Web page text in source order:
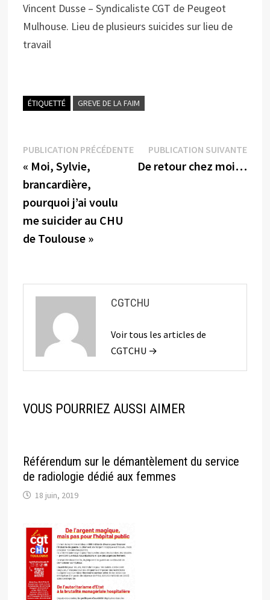
Vincent Dusse – Syndicaliste CGT de Peugeot
Mulhouse. Lieu de plusieurs suicides sur lieu de
travail
ÉTIQUETTÉ GREVE DE LA FAIM
Navigation
de
l’article
PUBLICATION PRÉCÉDENTEPublication
précédente :
« Moi, Sylvie,
brancardière,
pourquoi j’ai voulu
me suicider au CHU
de Toulouse »
PUBLICATION SUIVANTE
De retour chez moi…
CGTCHU
Voir tous les articles de
CGTCHU →
VOUS POURRIEZ AUSSI AIMER
Référendum sur le démantèlement du service
de radiologie dédié aux femmes
18 juin, 2019